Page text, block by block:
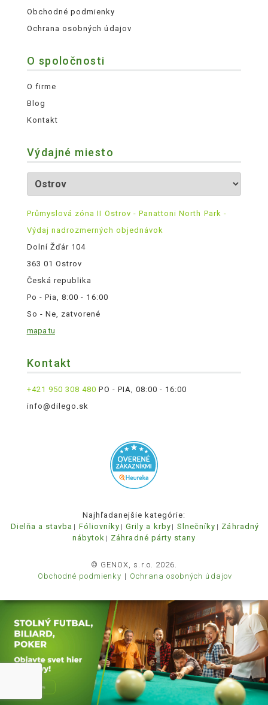
Obchodné podmienky
Ochrana osobných údajov
O spoločnosti
O firme
Blog
Kontakt
Výdajné miesto
Průmyslová zóna II Ostrov - Panattoni North Park -
Výdaj nadrozmerných objednávok
Dolní Žďár 104
363 01 Ostrov
Česká republika
Po - Pia, 8:00 - 16:00
So - Ne, zatvorené
mapa tu
Kontakt
+421 950 308 480 PO - PIA, 08:00 - 16:00
info@dilego.sk
Najhľadanejšie kategórie:
Dielňa a stavba
Fóliovníky Grily a krby Slnečníky
Záhradný
nábytok
Záhradné párty stany
© GENOX, s.r.o. 2026.
Obchodné podmienky
Ochrana osobných údajov